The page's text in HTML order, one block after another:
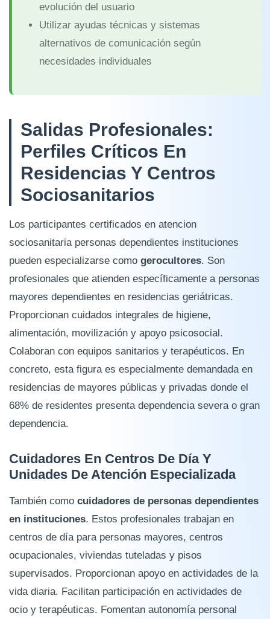
evolución del usuario
Utilizar ayudas técnicas y sistemas
alternativos de comunicación según
necesidades individuales
Salidas Profesionales:
Perfiles Críticos En
Residencias Y Centros
Sociosanitarios
Los participantes certificados en atencion
sociosanitaria personas dependientes instituciones
pueden especializarse como gerocultores. Son
profesionales que atienden específicamente a personas
mayores dependientes en residencias geriátricas.
Proporcionan cuidados integrales de higiene,
alimentación, movilización y apoyo psicosocial.
Colaboran con equipos sanitarios y terapéuticos. En
concreto, esta figura es especialmente demandada en
residencias de mayores públicas y privadas donde el
68% de residentes presenta dependencia severa o gran
dependencia.
Cuidadores En Centros De Día Y
Unidades De Atención Especializada
También como cuidadores de personas dependientes
en instituciones. Estos profesionales trabajan en
centros de día para personas mayores, centros
ocupacionales, viviendas tuteladas y pisos
supervisados. Proporcionan apoyo en actividades de la
vida diaria. Facilitan participación en actividades de
ocio y terapéuticas. Fomentan autonomía personal